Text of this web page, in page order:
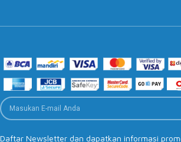
Daftar Newsletter dan dapatkan informasi